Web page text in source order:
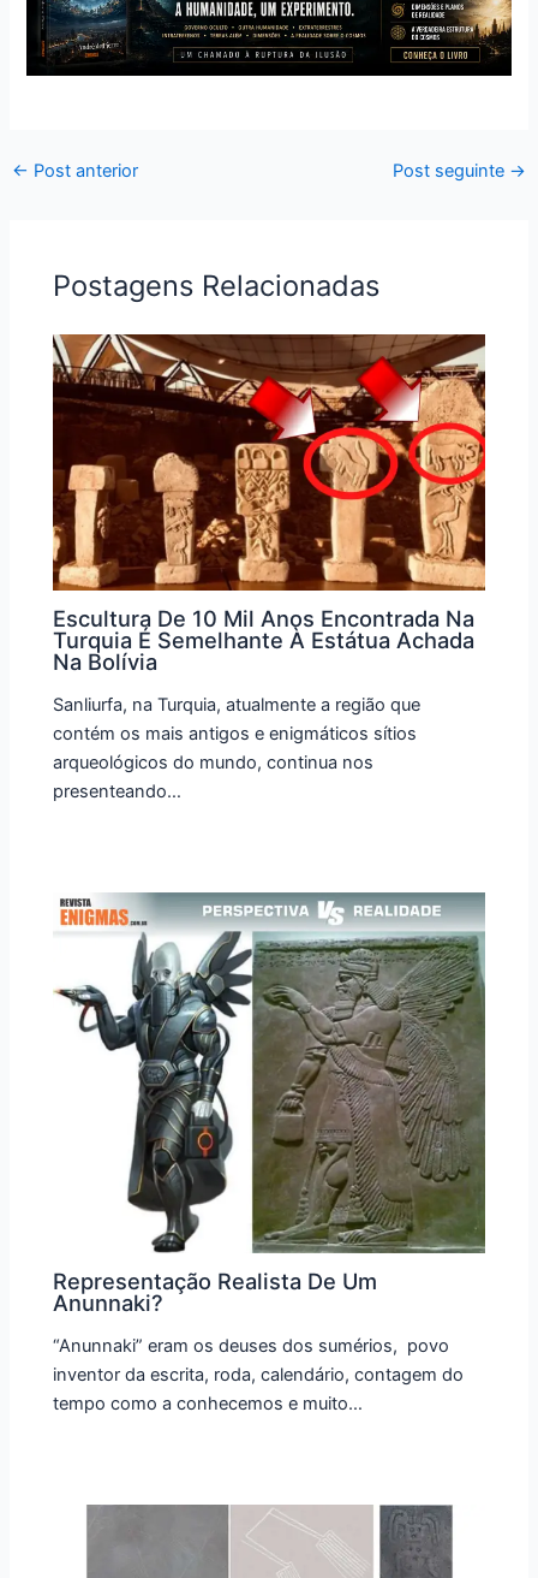
← Post anterior Post seguinte →
Postagens Relacionadas
Escultura De 10 Mil Anos Encontrada Na
Turquia É Semelhante À Estátua Achada
Na Bolívia
Sanliurfa, na Turquia, atualmente a região que
contém os mais antigos e enigmáticos sítios
arqueológicos do mundo, continua nos
presenteando…
Representação Realista De Um
Anunnaki?
“Anunnaki” eram os deuses dos sumérios, povo
inventor da escrita, roda, calendário, contagem do
tempo como a conhecemos e muito…